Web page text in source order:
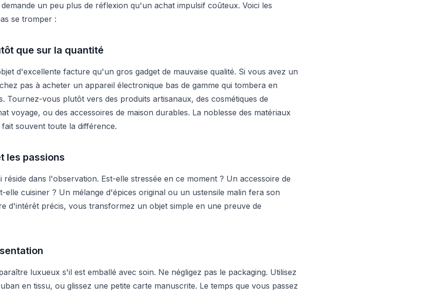
un peu plus de réflexion qu'un achat impulsif coûteux. Voici les
se tromper :
que sur la quantité
d'excellente facture qu'un gros gadget de mauvaise qualité. Si vous avez un
pas à acheter un appareil électronique bas de gamme qui tombera en
Tournez-vous plutôt vers des produits artisanaux, des cosmétiques de
voyage, ou des accessoires de maison durables. La noblesse des matériaux
souvent toute la différence.
les passions
dans l'observation. Est-elle stressée en ce moment ? Un accessoire de
elle cuisiner ? Un mélange d'épices original ou un ustensile malin fera son
d'intérêt précis, vous transformez un objet simple en une preuve de
luxueux s'il est emballé avec soin. Ne négligez pas le packaging. Utilisez
en tissu, ou glissez une petite carte manuscrite. Le temps que vous passez